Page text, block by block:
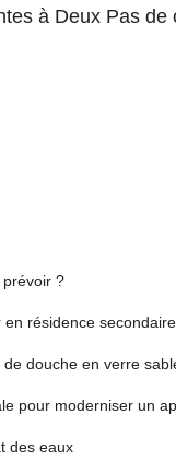
à Deux Pas de
?
en résidence secondaire
de douche en verre
pour moderniser un
des eaux